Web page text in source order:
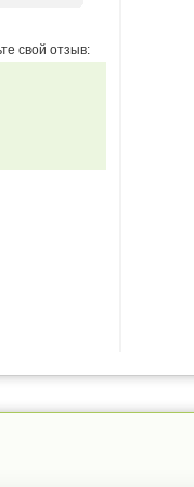
свой отзыв: